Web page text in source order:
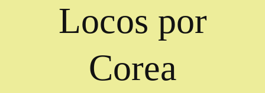
Locos por
Corea